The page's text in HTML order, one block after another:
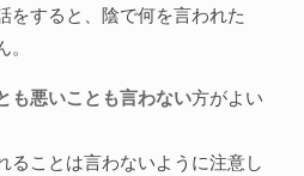
をすると、陰で何を言われた
も悪いことも言わない方がよい
ることは言わないように注意し